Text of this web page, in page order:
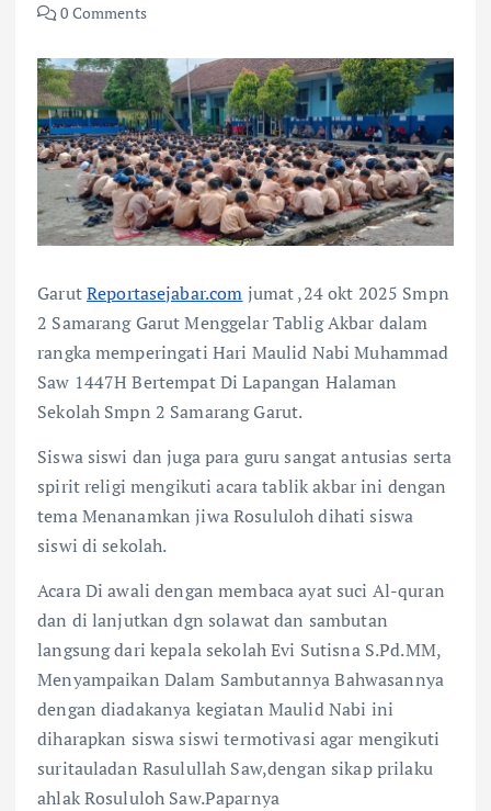
0 Comments
GarutReportasejabar.com jumat ,24 okt 2025 Smpn
2 Samarang Garut Menggelar Tablig Akbar dalam
rangka memperingati Hari Maulid Nabi Muhammad
Saw 1447H Bertempat Di Lapangan Halaman
Sekolah Smpn 2 Samarang Garut.
Siswa siswi dan juga para guru sangat antusias serta
spirit religi mengikuti acara tablik akbar ini dengan
tema Menanamkan jiwa Rosululoh dihati siswa
siswi di sekolah.
Acara Di awali dengan membaca ayat suci Al-quran
dan di lanjutkan dgn solawat dan sambutan
langsung dari kepala sekolah Evi Sutisna S.Pd.MM,
Menyampaikan Dalam Sambutannya Bahwasannya
dengan diadakanya kegiatan Maulid Nabi ini
diharapkan siswa siswi termotivasi agar mengikuti
suritauladan Rasulullah Saw,dengan sikap prilaku
ahlak Rosululoh Saw.Paparnya